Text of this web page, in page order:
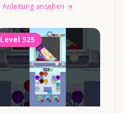
Anleitung ansehen →
Level 525